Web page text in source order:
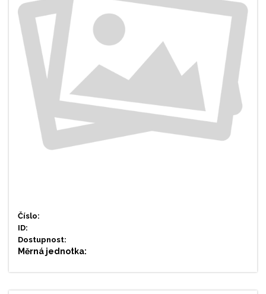
Číslo:
ID:
Dostupnost:
Měrná jednotka: